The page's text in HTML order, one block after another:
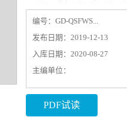
编号： GD-QSFWS...
发布日期：2019-12-13
入库日期：2020-08-27
主编单位：
PDF试读